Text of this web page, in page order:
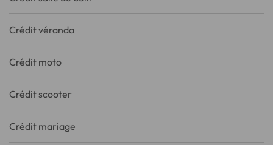
Crédit véranda
Crédit moto
Crédit scooter
Crédit mariage